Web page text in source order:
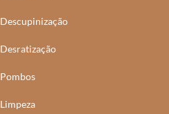
Descupinização
Desratização
Pombos
Limpeza